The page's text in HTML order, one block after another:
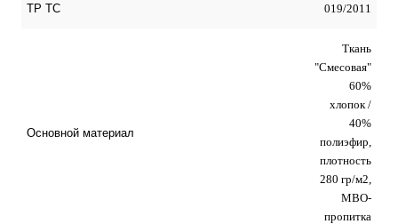
ТР ТС 019/2011
Основной материал
Ткань
"Смесовая"
60%
хлопок /
40%
полиэфир,
плотность
280 гр/м2,
МВО-
пропитка